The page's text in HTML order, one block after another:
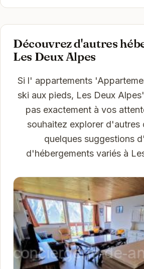
Découvrez d'autres
Les Deux Alpes
Si l' appartements
ski aux pieds, Les Deux
pas exactement à vos
souhaitez explorer d'autres
quelques suggestions
d'hébergements variés à